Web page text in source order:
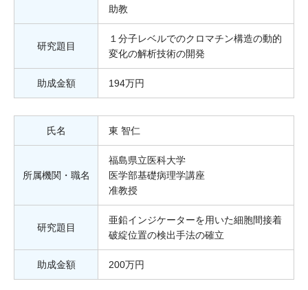
助教
研究題目
１分子レベルでのクロマチン構造の動的
変化の解析技術の開発
助成金額 194万円
氏名 東 智仁
所属機関・職名
福島県立医科大学
医学部基礎病理学講座
准教授
研究題目
亜鉛インジケーターを用いた細胞間接着
破綻位置の検出手法の確立
助成金額 200万円